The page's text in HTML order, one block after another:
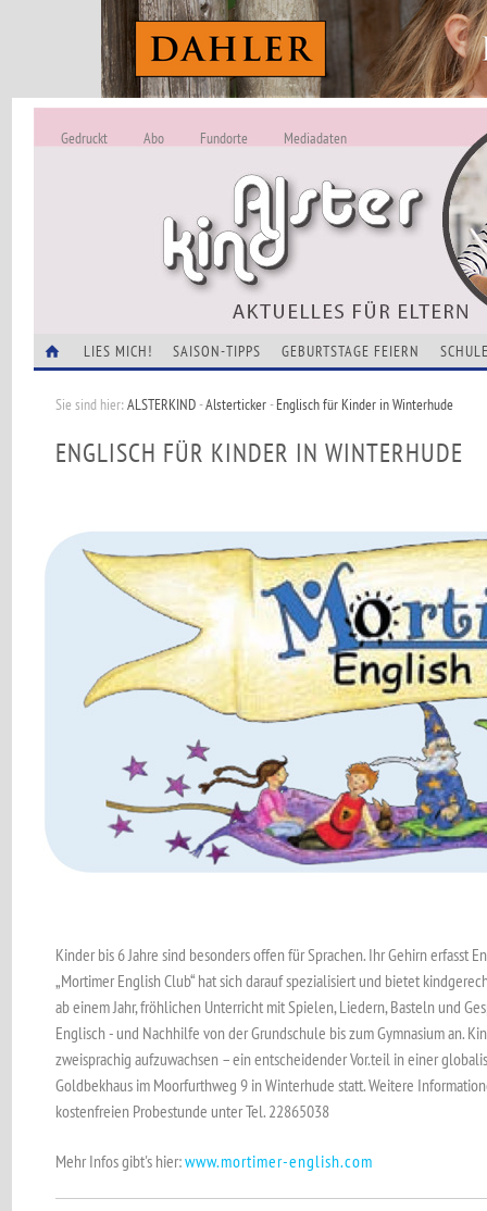
ALSTERKIND -
Alles Neu
Gedruckt Abo Fundorte Mediadaten
LIES MICH! SAISON-TIPPS GEBURTSTAGE FEIERN
Sie sind hier:ALSTERKIND-Alsterticker-Englisch für Kinder in Winterhude
ENGLISCH FÜR KINDER IN WINTERHUDE
Kinder bis 6 Jahre sind besonders offen für Sprachen. Ihr Gehirn erfasst
„Mortimer English Club“ hat sich darauf spezialisiert und bietet
ab einem Jahr, fröhlichen Unterricht mit Spielen, Liedern, Basteln und
Englisch - und Nachhilfe von der Grundschule bis zum Gymnasium an.
zweisprachig aufzuwachsen – ein entscheidender Vor.teil in einer
Goldbekhaus im Moorfurthweg 9 in Winterhude statt. Weitere
kostenfreien Probestunde unter Tel. 22865038
Mehr Infos gibt's hier:www.mortimer-english.com